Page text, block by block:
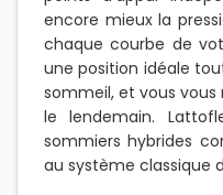
encore mieux la
chaque courbe de
une position idéale
sommeil, et vous
le lendemain.
sommiers hybrides
au système classique